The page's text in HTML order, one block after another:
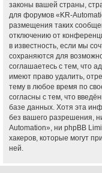
законы вашей страны,
для форумов «KR-
размещения таких
отключению от
в известность, если мы
сохраняются для
соглашаетесь с тем, что
имеют право удалить,
тему в любое время по
согласны с тем, что
базе данных. Хотя эта
без вашего разрешения,
Automation», ни phpBB
хакеров, которые могут
ней.